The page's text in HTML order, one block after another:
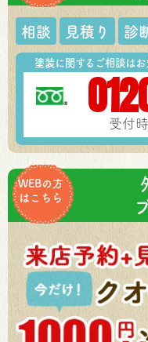
相談 見積り 診
塗装に関するご相談は
受付
WEBの方
はこちら